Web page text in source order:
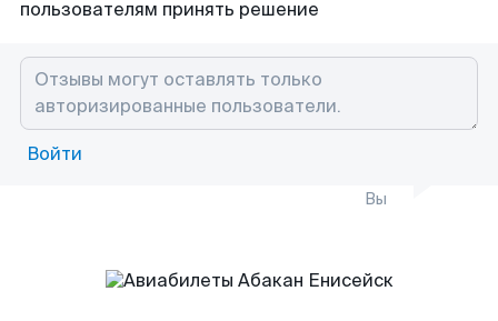
пользователям принять решение
Войти
Вы